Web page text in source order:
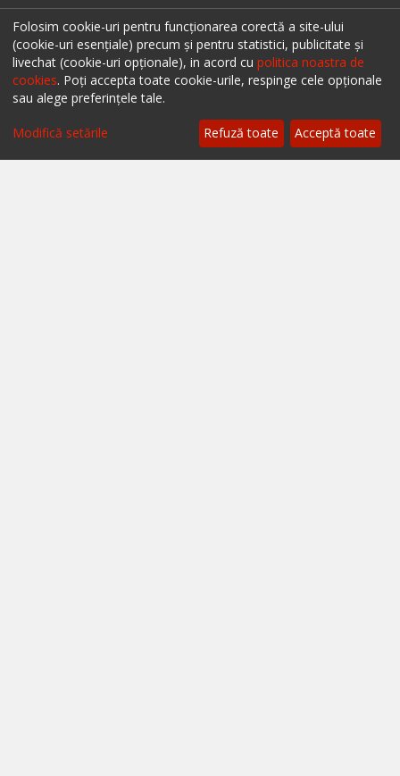
Restaurante Cluj
Restaurante Timișoara
Restaurante Brașov
Restaurante Iași
Restaurante Sibiu
Folosim cookie-uri pentru funcționarea corectă a site-ului
(cookie-uri esențiale) precum și pentru statistici, publicitate și
livechat (cookie-uri opționale), in acord cu politica noastra de
cookies. Poți accepta toate cookie-urile, respinge cele opționale
sau alege preferințele tale.
Modifică setările Refuză toate Acceptă toate